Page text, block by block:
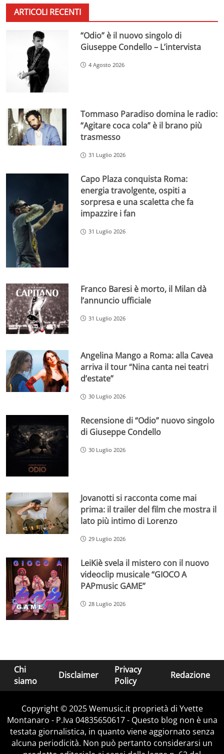
ARTICOLI RECENTI
“Odio” è il nuovo singolo di
Giuseppe Condello – L’intervista
4 Agosto 2026
Tommaso Paradiso domina le radio:
“Agitare coca cola” è il brano più
trasmesso
31 Luglio 2026
Capo Plaza conquista Roma:
energia travolgente, ospiti a
sorpresa e una scaletta che fa
impazzire i fan
31 Luglio 2026
Franco Baresi è morto, il Milan dà
l’annuncio ufficiale
31 Luglio 2026
Angelina Mango a Roma: alla Cavea
arriva il tour “Nina canta nei teatri
d’estate”
30 Luglio 2026
Recensione di “Odio” nuovo singolo
di Giuseppe Condello
30 Luglio 2026
Jovanotti si racconta come mai
prima: il trailer del film che mostra il
lato più intimo di Lorenzo
29 Luglio 2026
LeiKiè svela il mistero con il nuovo
videoclip musicale “GIOCO A
PAPmusic GAME”
28 Luglio 2026
Chi
siamo
Disclaimer
Privacy
Policy
Redazione
Copyright © 2025 Wemusic.it proprietà di Yvette
Montanaro - P.Iva 04835650617 - Questo blog non è una
testata giornalistica, in quanto viene aggiornato senza
alcuna periodicità. Non può pertanto considerarsi un